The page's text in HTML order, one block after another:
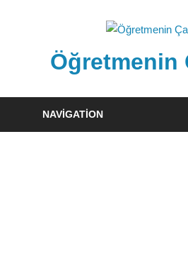
Öğretmenin
Çantsından
NAVIGATION